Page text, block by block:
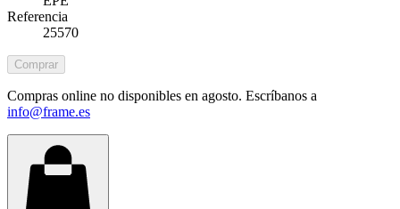
Referencia
25570
Comprar
Compras online no disponibles en agosto. Escríbanos a
info@frame.es